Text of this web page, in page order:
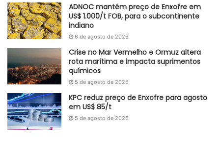
ADNOC mantém preço de Enxofre em
US$ 1.000/t FOB, para o subcontinente
indiano
6 de agosto de 2026
Crise no Mar Vermelho e Ormuz altera
rota marítima e impacta suprimentos
químicos
5 de agosto de 2026
KPC reduz preço de Enxofre para agosto
em US$ 85/t
5 de agosto de 2026